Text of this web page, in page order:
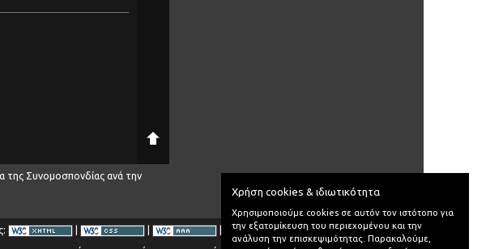
της Συνομοσπονδίας ανά την
| |
|
Χρήση cookies & ιδιωτικότητα
Χρησιμοποιούμε cookies σε αυτόν τον ιστότοπο για
την εξατομίκευση του περιεχομένου και την
ανάλυση την επισκεψιμότητας. Παρακαλούμε,